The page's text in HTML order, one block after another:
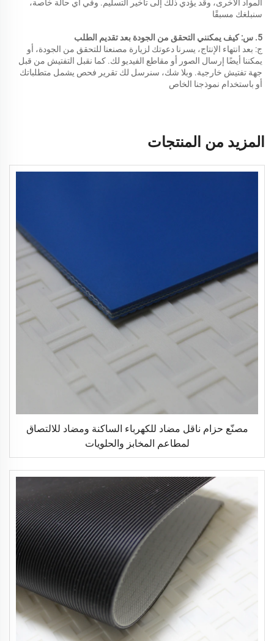
سنبلغك مسبقًا
5. س: كيف يمكنني التحقق من الجودة بعد تقديم الطلب
أو باستخدام نموذجنا الخاص
المزيد من المنتجات
مصنّع حزام ناقل مضاد للكهرباء الساكنة ومضاد للالتصاق
لمطاعم المخابز والحلويات